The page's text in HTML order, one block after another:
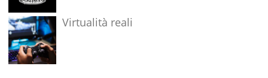
Virtualità reali